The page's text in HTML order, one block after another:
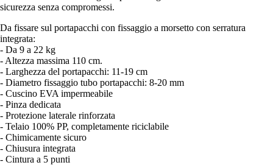
sicurezza senza compromessi.
Da fissare sul portapacchi con fissaggio a morsetto con serratura
integrata:
- Da 9 a 22 kg
- Altezza massima 110 cm.
- Larghezza del portapacchi: 11-19 cm
- Diametro fissaggio tubo portapacchi: 8-20 mm
- Cuscino EVA impermeabile
- Pinza dedicata
- Protezione laterale rinforzata
- Telaio 100% PP, completamente riciclabile
- Chimicamente sicuro
- Chiusura integrata
- Cintura a 5 punti